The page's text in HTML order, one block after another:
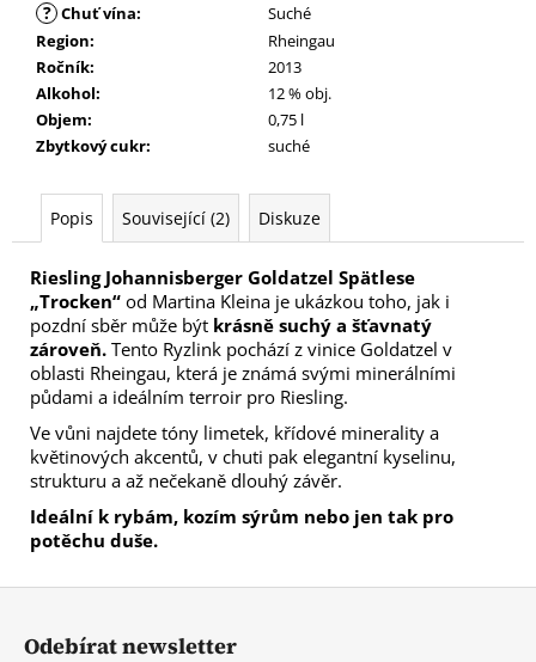
? Chuť vína:
Suché
Region:
Rheingau
Ročník:
2013
Alkohol:
12 % obj.
Objem:
0,75 l
Zbytkový cukr: suché
Popis Související (2) Diskuze
Riesling Johannisberger Goldatzel Spätlese
„Trocken“ od Martina Kleina je ukázkou toho, jak i
pozdní sběr může být krásně suchý a šťavnatý
zároveň. Tento Ryzlink pochází z vinice Goldatzel v
oblasti Rheingau, která je známá svými minerálními
půdami a ideálním terroir pro Riesling.
Ve vůni najdete tóny limetek, křídové minerality a
květinových akcentů, v chuti pak elegantní kyselinu,
strukturu a až nečekaně dlouhý závěr.
Ideální k rybám, kozím sýrům nebo jen tak pro
potěchu duše.
Z
Odebírat newsletter